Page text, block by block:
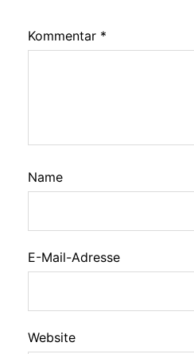
Kommentar *
Name
E-Mail-Adresse
Website